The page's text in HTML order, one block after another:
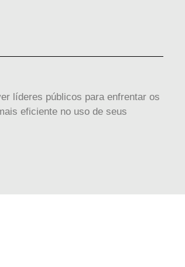
líderes públicos para enfrentar os
eficiente no uso de seus